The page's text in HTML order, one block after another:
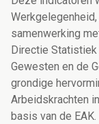
samenwerking
Directie
Gewesten en de
grondige
Arbeidskrachten
basis van de